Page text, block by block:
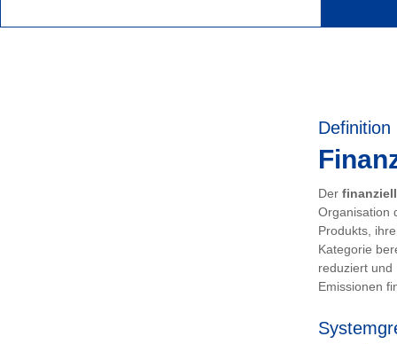
Definition
Der
Organisation
Produkts,
Kategorie
reduziert und
Emissionen